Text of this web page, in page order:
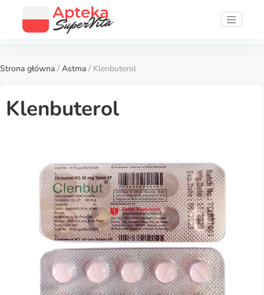
Strona główna / Astma / Klenbuterol
Klenbuterol